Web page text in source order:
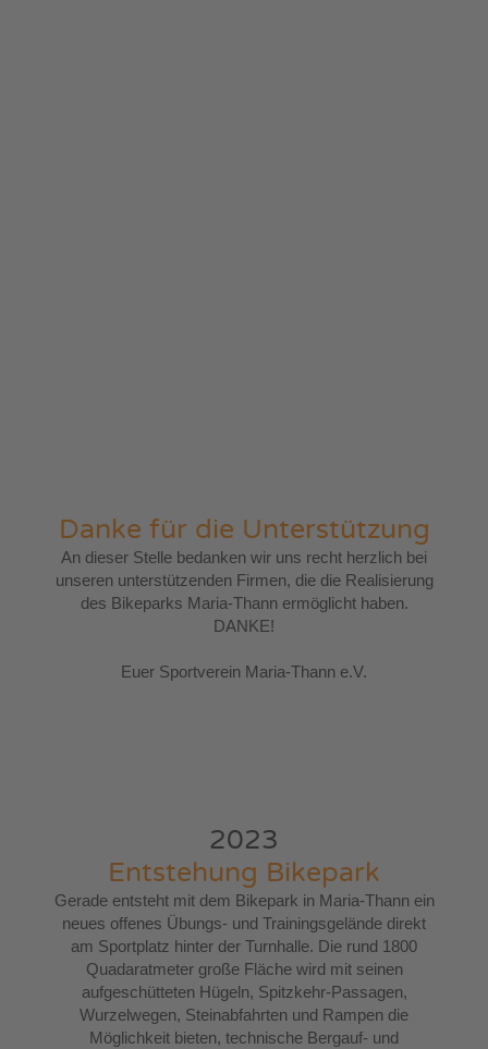
Danke für die Unterstützung
An dieser Stelle bedanken wir uns recht herzlich bei
unseren unterstützenden Firmen, die die Realisierung
des Bikeparks Maria-Thann ermöglicht haben.
DANKE!
Euer Sportverein Maria-Thann e.V.
2023
Entstehung Bikepark
Gerade entsteht mit dem Bikepark in Maria-Thann ein
neues offenes Übungs- und Trainingsgelände direkt
am Sportplatz hinter der Turnhalle. Die rund 1800
Quadaratmeter große Fläche wird mit seinen
aufgeschütteten Hügeln, Spitzkehr-Passagen,
Wurzelwegen, Steinabfahrten und Rampen die
Möglichkeit bieten, technische Bergauf- und